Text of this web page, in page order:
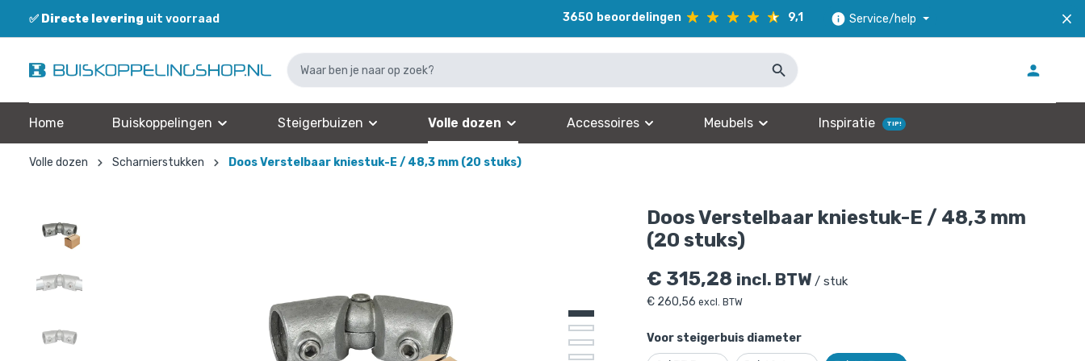
✅ Directe levering uit voorraad 3650 beoordelingen 9,1 Service/help
Home Buiskoppelingen Steigerbuizen Volle dozen Accessoires Meubels Inspiratie TIP!
Volle dozen Scharnierstukken Doos Verstelbaar kniestuk-E / 48,3 mm (20 stuks)
Doos Verstelbaar kniestuk-E / 48,3 mm
(20 stuks)
€ 315,28 incl. BTW/ stuk
€ 260,56 excl. BTW
Voor steigerbuis diameter